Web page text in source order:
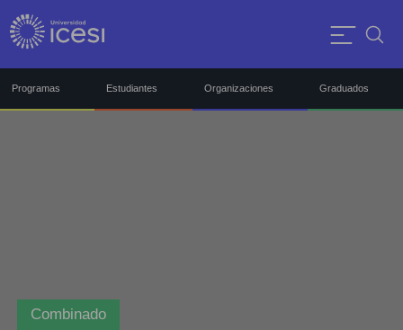
Programas Estudiantes Organizaciones Graduados
Combinado